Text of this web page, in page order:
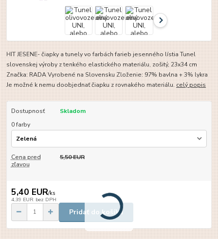
HIT JESENE- čiapky a tunely vo farbách farieb jesenného lístia Tunel
slovenskej výroby z tenkého elastického materiálu, zošitý, 23x34 cm
Značka: RADA Vyrobené na Slovensku Zloženie: 97% bavlna + 3% lykra
Je možné k nemu doobjednať čiapku z rovnakého materiálu.celý popis
Dostupnosť
Skladom
0 farby
Cena pred
zľavou
5,50 EUR
5,40 EUR/ks
4,39 EUR bez DPH
Pridať do košíka